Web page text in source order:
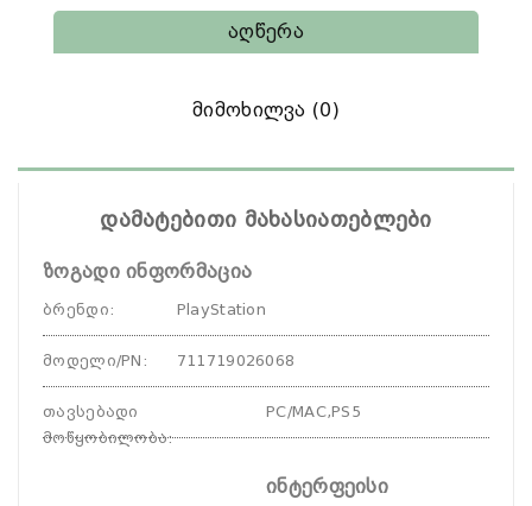
Აღწერა
Მიმოხილვა (0)
დამატებითი მახასიათებლები
ზოგადი ინფორმაცია
ბრენდი: PlayStation
მოდელი/PN : 711719026068
თავსებადი
მოწყობილობა:
PC/MAC,PS5
ინტერფეისი